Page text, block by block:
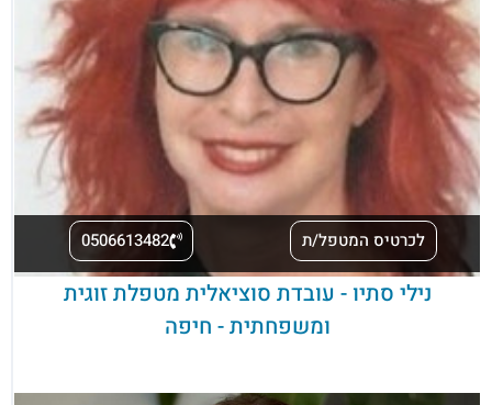
לכרטיס המטפל/ת 0506613482
נילי סתיו - עובדת סוציאלית מטפלת זוגית
ומשפחתית - חיפה